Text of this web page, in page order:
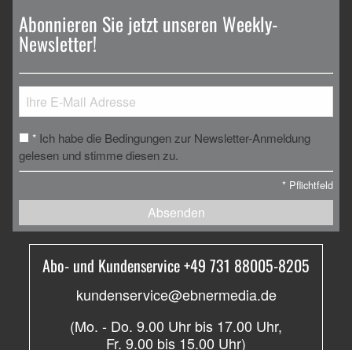
Abonnieren Sie jetzt unseren Weekly-
Newsletter!
* Ich habe die Bedingungen zur Newsletter-Anmeldung
gelesen und stimme diesen zu.
* Pflichtfeld
Absenden
Abo- und Kundenservice +49 731 88005-8205
kundenservice@ebnermedia.de
(Mo. - Do. 9.00 Uhr bis 17.00 Uhr,
Fr. 9.00 bis 15.00 Uhr)